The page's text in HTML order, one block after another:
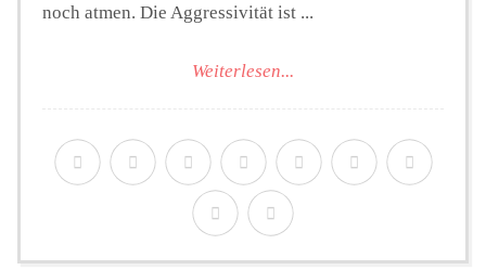
noch atmen. Die Aggressivität ist ...
Weiterlesen...